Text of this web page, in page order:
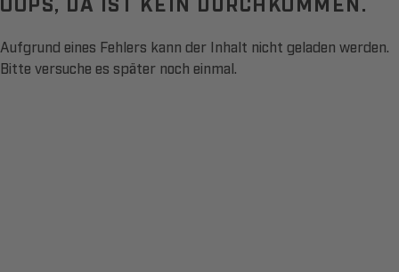
Aufgrund eines Fehlers kann der Inhalt nicht geladen werden.
Bitte versuche es später noch einmal.